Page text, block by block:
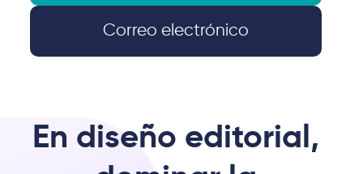
Correo electrónico
En diseño editorial,